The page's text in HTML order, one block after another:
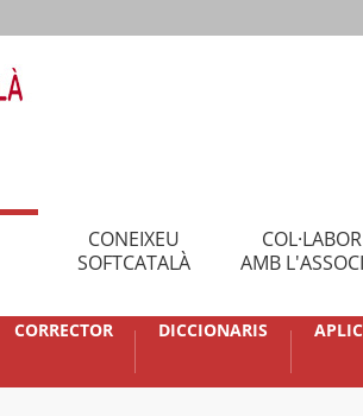
CONEIXEU
SOFTCATALÀ
AMB
CORRECTOR DICCIONARIS